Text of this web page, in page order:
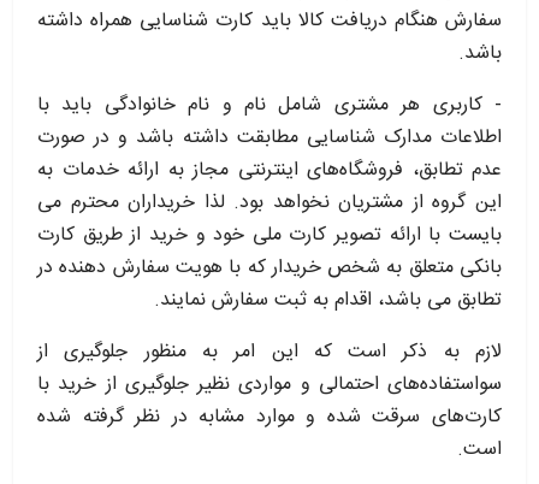
سفارش هنگام دریافت کالا باید کارت شناسایی همراه داشته
باشد.
- کاربری هر مشتری شامل نام و نام خانوادگی باید با
اطلاعات مدارک شناسایی مطابقت داشته باشد و در صورت
عدم تطابق، فروشگاه‌‌های اینترنتی مجاز به ارائه خدمات به
این گروه از مشتریان نخواهد بود. لذا خریداران محترم می
بایست با ارائه تصویر کارت ملی خود و خرید از طریق کارت
بانکی متعلق به شخص خریدار که با هویت سفارش دهنده در
تطابق می باشد، اقدام به ثبت سفارش نمایند.
لازم به ذکر است که این امر به منظور جلوگیری از
سواستفاده‌های احتمالی و مواردی نظیر جلوگیری از خرید با
کارت‌های سرقت شده و موارد مشابه در نظر گرفته شده
است.